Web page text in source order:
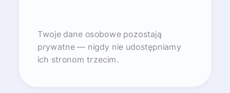
Twoje dane osobowe pozostają
prywatne — nigdy nie udostępniamy
ich stronom trzecim.